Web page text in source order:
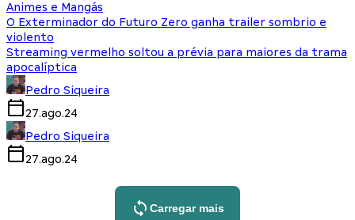
Animes e Mangás
O Exterminador do Futuro Zero ganha trailer sombrio e
violento
Streaming vermelho soltou a prévia para maiores da trama
apocalíptica
Pedro Siqueira
27.ago.24
Pedro Siqueira
27.ago.24
Carregar mais